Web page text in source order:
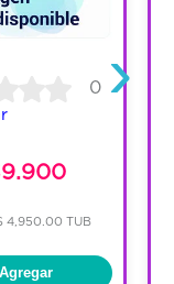
0
4,950.00 TUB
Agregar
›